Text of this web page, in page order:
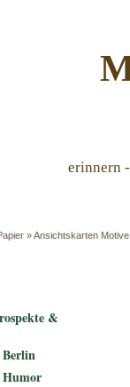
erinnern
»Ansichtskarten Motive
&
Humor